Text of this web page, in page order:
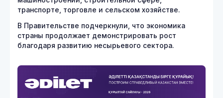
транспорте, торговле и сельском хозяйстве.
В Правительстве подчеркнули, что экономика
страны продолжает демонстрировать рост
благодаря развитию несырьевого сектора.